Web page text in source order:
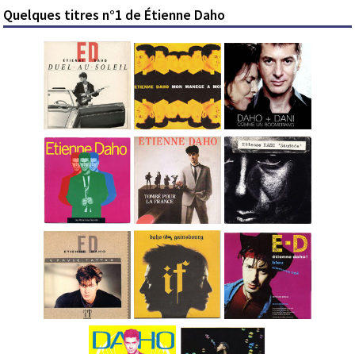
Quelques titres n°1 de Étienne Daho